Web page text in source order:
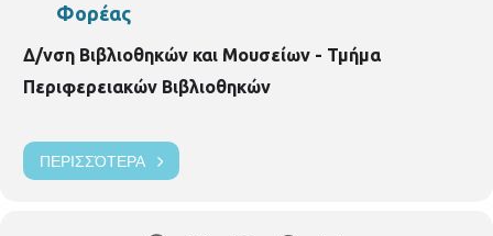
Φορέας
Δ/νση Βιβλιοθηκών και Μουσείων - Τμήμα
Περιφερειακών Βιβλιοθηκών
ΠΕΡΙΣΣΌΤΕΡΑ